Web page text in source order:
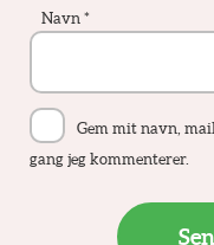
Navn *
Gem mit navn,
gang jeg kommenterer.